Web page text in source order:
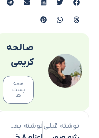
صالحه
کریمی
همه
پست
ها
نوشته قبلی نوشته بعدی